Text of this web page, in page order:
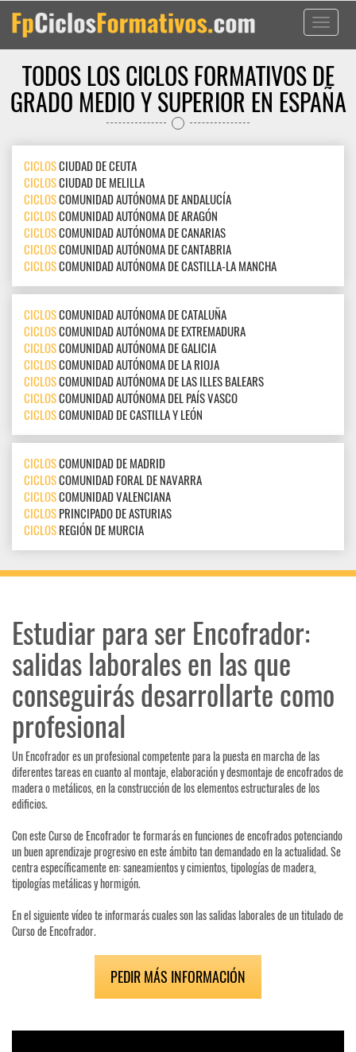
Toggle
TODOS LOS CICLOS FORMATIVOS DE
GRADO MEDIO Y SUPERIOR EN ESPAÑA
CICLOSCIUDAD DE CEUTA
CICLOSCIUDAD DE MELILLA
CICLOSCOMUNIDAD AUTÓNOMA DE ANDALUCÍA
CICLOSCOMUNIDAD AUTÓNOMA DE ARAGÓN
CICLOSCOMUNIDAD AUTÓNOMA DE CANARIAS
CICLOSCOMUNIDAD AUTÓNOMA DE CANTABRIA
CICLOSCOMUNIDAD AUTÓNOMA DE CASTILLA-LA MANCHA
CICLOSCOMUNIDAD AUTÓNOMA DE CATALUÑA
CICLOSCOMUNIDAD AUTÓNOMA DE EXTREMADURA
CICLOSCOMUNIDAD AUTÓNOMA DE GALICIA
CICLOSCOMUNIDAD AUTÓNOMA DE LA RIOJA
CICLOSCOMUNIDAD AUTÓNOMA DE LAS ILLES BALEARS
CICLOSCOMUNIDAD AUTÓNOMA DEL PAÍS VASCO
CICLOSCOMUNIDAD DE CASTILLA Y LEÓN
CICLOSCOMUNIDAD DE MADRID
CICLOSCOMUNIDAD FORAL DE NAVARRA
CICLOSCOMUNIDAD VALENCIANA
CICLOSPRINCIPADO DE ASTURIAS
CICLOSREGIÓN DE MURCIA
Estudiar para ser Encofrador:
salidas laborales en las que
conseguirás desarrollarte como
profesional
Un Encofrador es un profesional competente para la puesta en marcha de las
diferentes tareas en cuanto al montaje, elaboración y desmontaje de encofrados de
madera o metálicos, en la construcción de los elementos estructurales de los
edificios.
Con este Curso de Encofrador te formarás en funciones de encofrados potenciando
un buen aprendizaje progresivo en este ámbito tan demandado en la actualidad. Se
centra específicamente en: saneamientos y cimientos, tipologías de madera,
tipologías metálicas y hormigón.
En el siguiente vídeo te informarás cuales son las salidas laborales de un titulado de
Curso de Encofrador.
PEDIR MÁS INFORMACIÓN